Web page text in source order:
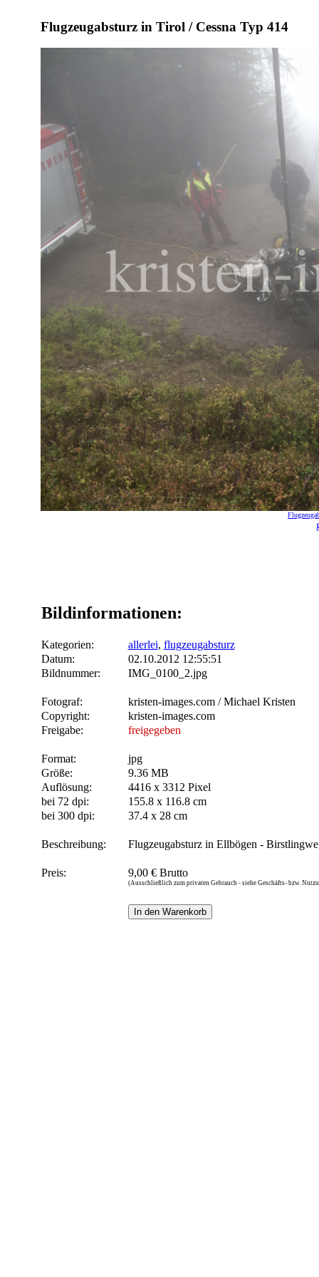
Flugzeugabsturz in Tirol / Cessna Typ 414
Bildinformationen:
Kategorien: allerlei, flugzeugabsturz
Datum:
02.10.2012 12:55:51
Bildnummer:
IMG_0100_2.jpg
Fotograf:
kristen-images.com / Michael Kristen
Copyright:
kristen-images.com
Freigabe:
freigegeben
Format:
jpg
Größe:
9.36 MB
Auflösung:
4416 x 3312 Pixel
bei 72 dpi:
155.8 x 116.8 cm
bei 300 dpi:
37.4 x 28 cm
Beschreibung: Flugzeugabsturz in Ellbögen -
Preis: 9,00 € Brutto
(Ausschließlich zum privaten Gebrauch - siehe Geschäfts- bzw.